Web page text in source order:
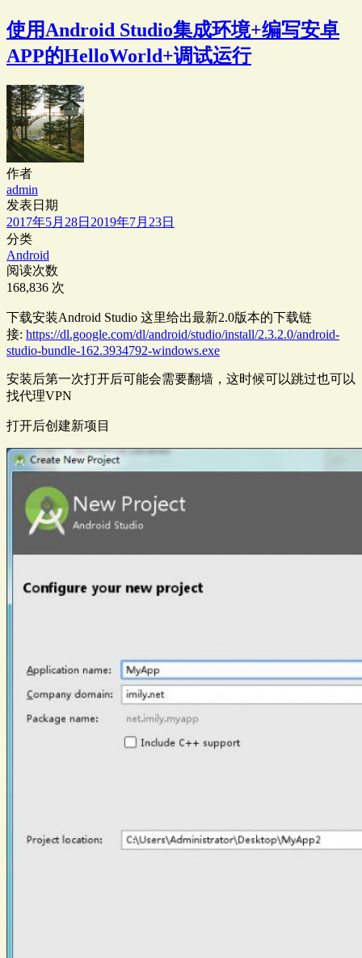
使用Android Studio集成环境+编写安卓
APP的HelloWorld+调试运行
作者
admin
发表日期
2017年5月28日 2019年7月23日
分类
Android
阅读次数
168,836 次
下载安装Android Studio 这里给出最新2.0版本的下载链
接: https://dl.google.com/dl/android/studio/install/2.3.2.0/android-
studio-bundle-162.3934792-windows.exe
安装后第一次打开后可能会需要翻墙，这时候可以跳过也可以
找代理VPN
打开后创建新项目